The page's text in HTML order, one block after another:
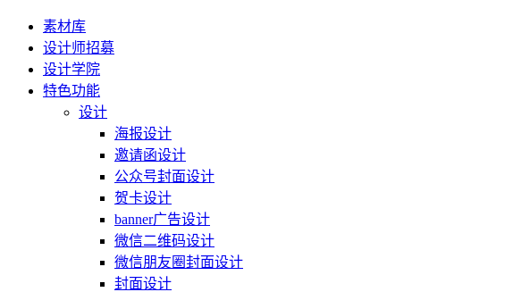
素材库
设计师招募
设计学院
特色功能
设计
海报设计
邀请函设计
公众号封面设计
贺卡设计
banner广告设计
微信二维码设计
微信朋友圈封面设计
封面设计